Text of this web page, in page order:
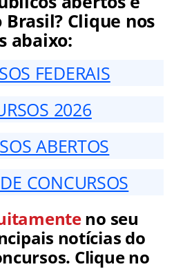
Clique nos
abaixo:
FEDERAIS
2026
ABERTOS
CONCURSOS
no seu
notícias do
Clique no